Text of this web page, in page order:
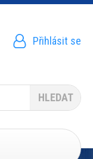
Menu
účtu
Přihlásit se